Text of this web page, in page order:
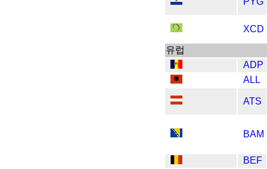
XCD
​​유럽
ADP
ALL
ATS
BAM
BEF